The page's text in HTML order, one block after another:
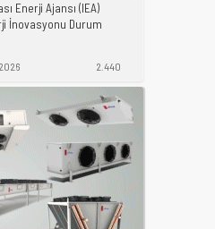
Enerji Ajansı (IEA)
İnovasyonu Durum
2.440